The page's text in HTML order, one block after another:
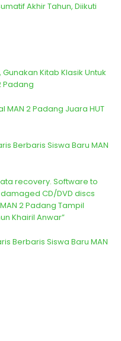
Akhir Tahun, Diikuti
Kitab Klasik Untuk
Padang
MAN 2 Padang Juara HUT
Berbaris Siswa Baru MAN
recovery. Software to
CD/DVD discs
2 Padang Tampil
Khairil Anwar”
Berbaris Siswa Baru MAN